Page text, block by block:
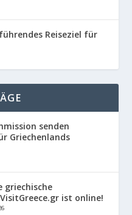
Reiseziel für
senden
Griechenlands
griechische
ist online!